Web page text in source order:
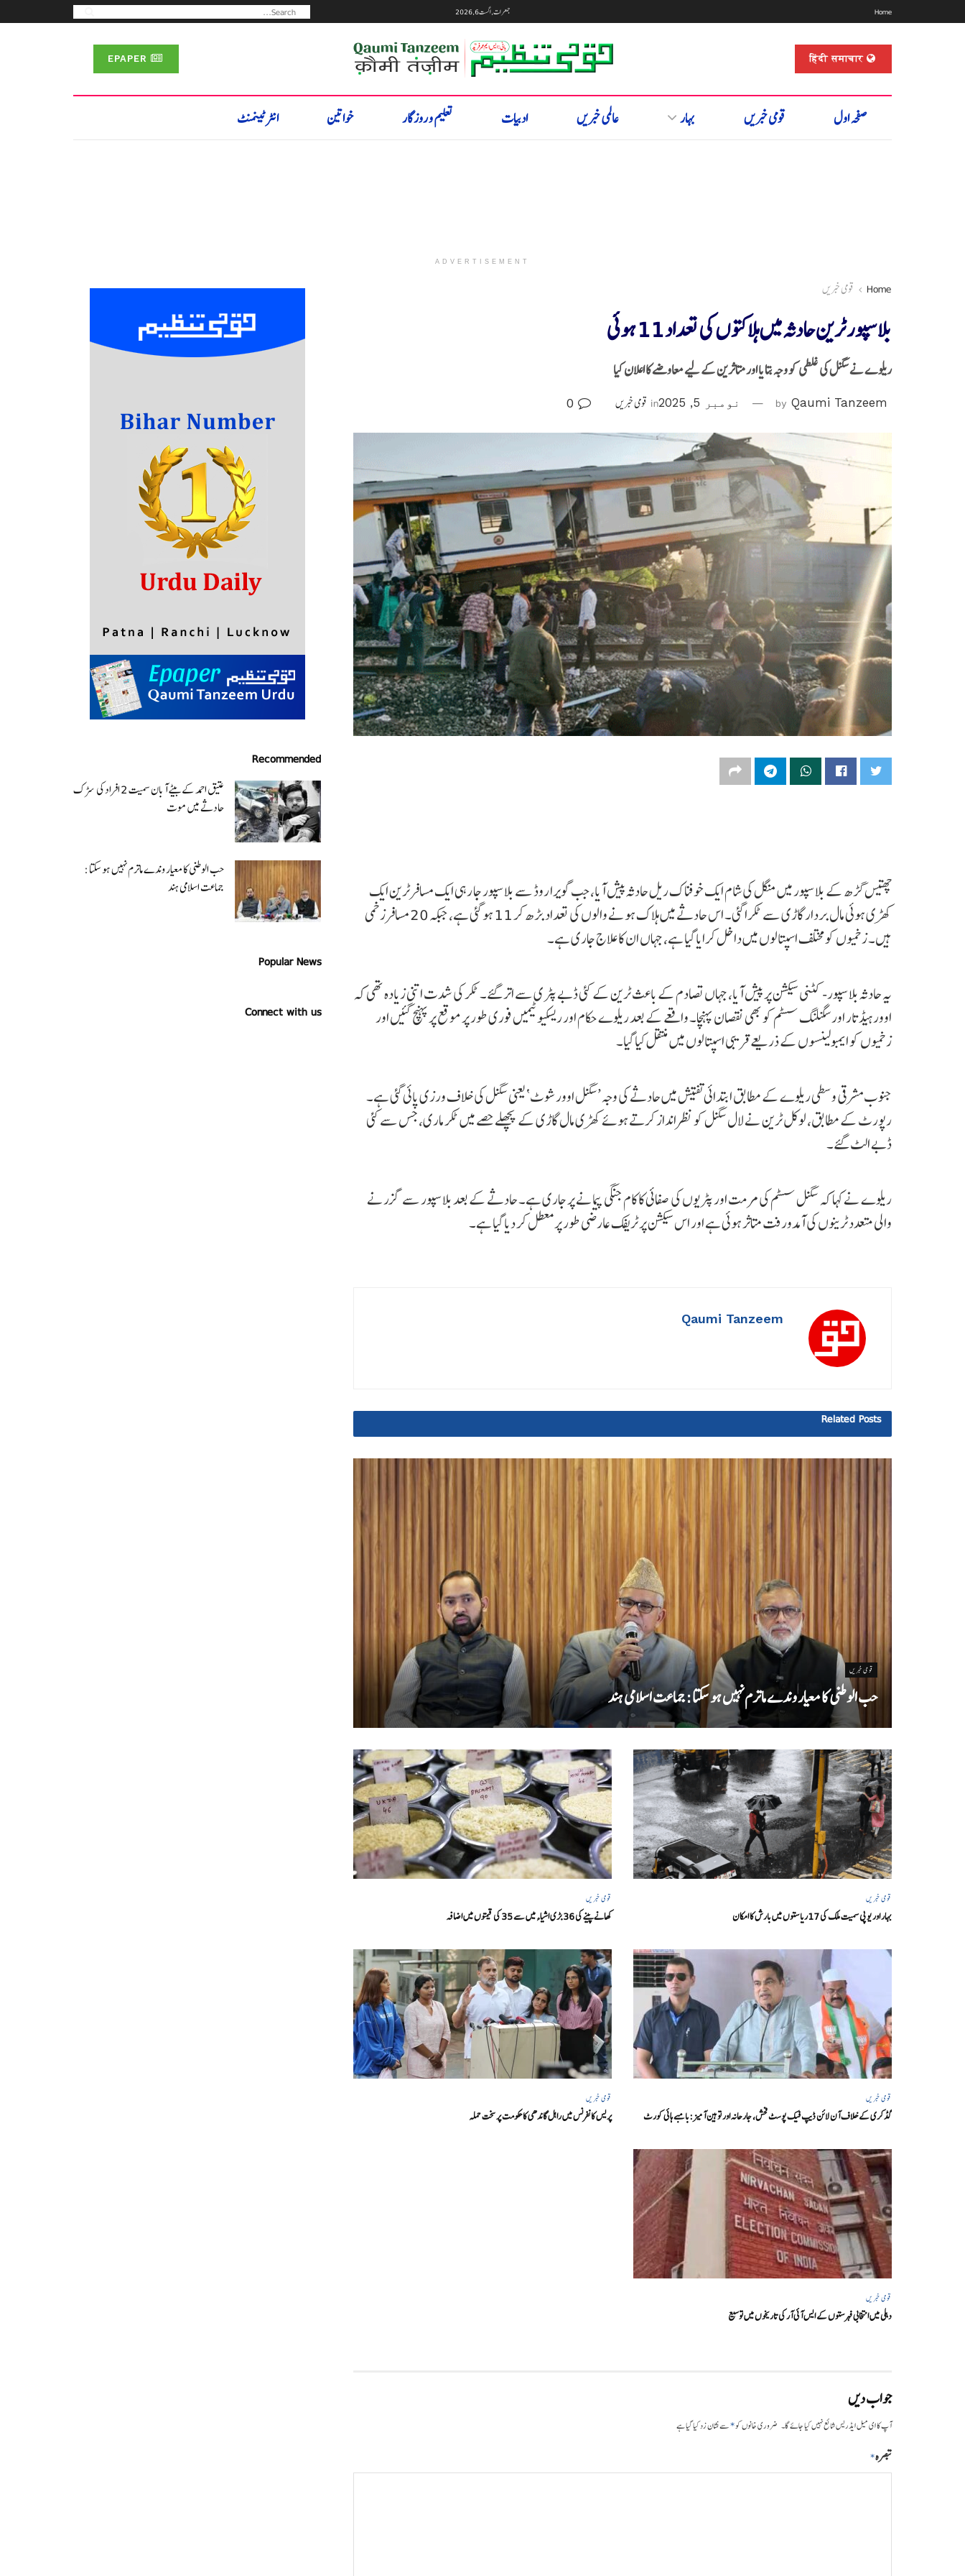
Home جمعرات, اگست 6, 2026
हिंदी समाचार
صفحہ اول قومی خبریں بہار عالمی خبریں ادبیات تعلیم و روزگار خواتین انٹرٹینمنٹ
ADVERTISEMENT
Home قومی خبریں
بلاسپور ٹرین حادثہ میں ہلاکتوں کی تعداد 11 ہوئی
ریلوے نے سگنل کی غلطی کو وجہ بتایا اور متاثرین کے لیے معاوضے کا اعلان کیا
by Qaumi Tanzeem نومبر 5, 2025 in قومی خبریں
چھتیس گڑھ کے بلاسپور میں منگل کی شام ایک خوفناک ریل حادثہ پیش آیا، جب گویرا روڈ سے بلاسپور جا رہی ایک مسافر ٹرین ایک
کھڑی ہوئی مال بردار گاڑی سے ٹکرا گئی۔ اس حادثے میں ہلاک ہونے والوں کی تعداد بڑھ کر 11 ہو گئی ہے، جبکہ 20 مسافر زخمی
ہیں۔ زخمیوں کو مختلف اسپتالوں میں داخل کرایا گیا ہے، جہاں ان کا علاج جاری ہے۔
یہ حادثہ بلاسپور-کٹنی سیکشن پر پیش آیا، جہاں تصادم کے باعث ٹرین کے کئی ڈبے پٹری سے اتر گئے۔ ٹکر کی شدت اتنی زیادہ تھی کہ
اوورہیڈ تار اور سگنلنگ سسٹم کو بھی نقصان پہنچا۔ واقعے کے بعد ریلوے حکام اور ریسکیو ٹیمیں فوری طور پر موقع پر پہنچ گئیں اور
زخمیوں کو ایمبولینسوں کے ذریعے قریبی اسپتالوں میں منتقل کیا گیا۔
جنوب مشرقی وسطی ریلوے کے مطابق ابتدائی تفتیش میں حادثے کی وجہ ’سگنل اوورشوٹ‘ یعنی سگنل کی خلاف ورزی پائی گئی ہے۔
رپورٹ کے مطابق، لوکل ٹرین نے لال سگنل کو نظرانداز کرتے ہوئے کھڑی مال گاڑی کے پچھلے حصے میں ٹکر ماری، جس سے کئی
ڈبے الٹ گئے۔
ریلوے نے کہا کہ سگنل سسٹم کی مرمت اور پٹریوں کی صفائی کا کام جنگی پیمانے پر جاری ہے۔ حادثے کے بعد بلاسپور سے گزرنے
والی متعدد ٹرینوں کی آمدورفت متاثر ہوئی ہے اور اس سیکشن پر ٹریفک عارضی طور پر معطل کر دیا گیا ہے۔
Qaumi Tanzeem
Related Posts
قومی خبریں
حب الوطنی کا معیار وندے ماترم نہیں ہو سکتا : جماعت اسلامی ہند
قومی خبریں
بہار اور یو پی سمیت ملک کی 17ریاستوں میں بارش کا امکان
قومی خبریں
کھانے پینے کی 36 بڑی اشیاء میں سے 35 کی قیمتوں میں اضافہ
قومی خبریں
گڈکری کے خلاف آن لائن ڈیپ فیک پوسٹ فحش، جارحانہ اور توہین آمیز:بامبے ہائی کورٹ
قومی خبریں
پریس کانفرنس میں راہل گاندھی کا حکومت پر سخت حملہ
قومی خبریں
دہلی میں انتخابی فہرستوں کے ایس آئی آر کی تاریخوں میں توسیع
جواب دیں
آپ کا ای میل ایڈریس شائع نہیں کیا جائے گا۔ ضروری خانوں کو*سے نشان زد کیا گیا ہے
تبصرہ*
Recommended
عتیق احمد کے بیٹے آبان سمیت 2 افراد کی سڑک
حادثے میں موت
حب الوطنی کا معیار وندے ماترم نہیں ہو سکتا :
جماعت اسلامی ہند
Popular News
Connect with us